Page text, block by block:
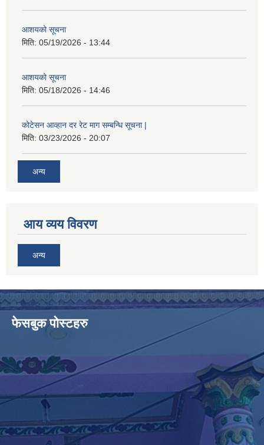
आशयको सूचना
मिति: 05/19/2026 - 13:44
आशयको सूचना
मिति: 05/18/2026 - 14:46
कोटेसन आव्हान दर रेट माग सम्बन्धि सूचना |
मिति: 03/23/2026 - 20:07
अन्य
आय व्यय विवरण
अन्य
फेसबुक पोस्टहरु